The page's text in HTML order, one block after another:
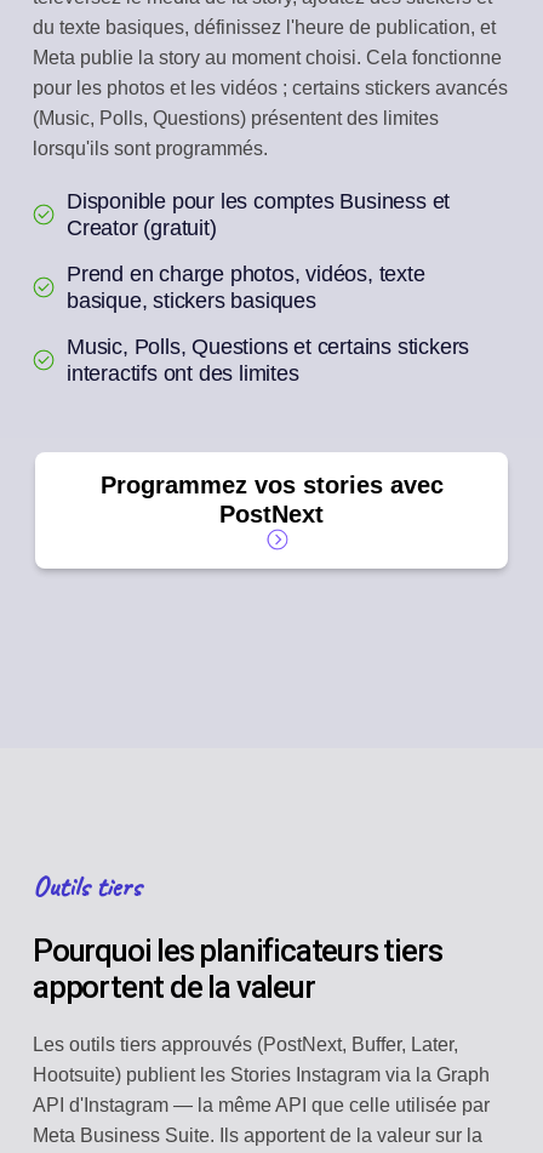
du texte basiques, définissez l'heure de publication, et
Meta publie la story au moment choisi. Cela fonctionne
pour les photos et les vidéos ; certains stickers avancés
(Music, Polls, Questions) présentent des limites
lorsqu'ils sont programmés.
Disponible pour les comptes Business et
Creator (gratuit)
Prend en charge photos, vidéos, texte
basique, stickers basiques
Music, Polls, Questions et certains stickers
interactifs ont des limites
Programmez vos stories avec
PostNext
Outils tiers
Pourquoi les planificateurs tiers
apportent de la valeur
Les outils tiers approuvés (PostNext, Buffer, Later,
Hootsuite) publient les Stories Instagram via la Graph
API d'Instagram — la même API que celle utilisée par
Meta Business Suite. Ils apportent de la valeur sur la